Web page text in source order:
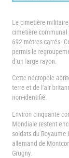
Le cimetière
cimetière communal
692 mètres carrés.
permis le
d’un large rayon.
Cette nécropole
terre et de l’air
non-identifié.
Environ cinquante
Mondiale restent
soldats du Royaume
allemand de
Grugny.